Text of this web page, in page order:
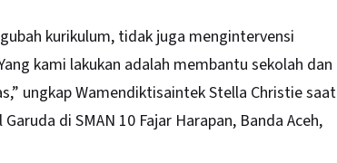
kurikulum, tidak juga mengintervensi
kami lakukan adalah membantu sekolah dan
ungkap Wamendiktisaintek Stella Christie saat
di SMAN 10 Fajar Harapan, Banda Aceh,